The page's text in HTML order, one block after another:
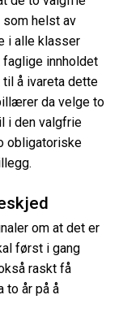
helst av
i alle klasser
innholdet
å ivareta dette
da velge to
i den valgfrie
obligatoriske
om at det er
først i gang
raskt få
to år på å